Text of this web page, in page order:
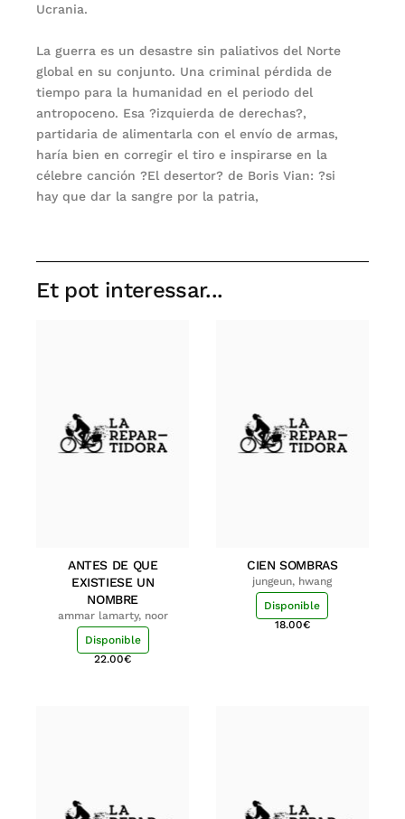
Ucrania.
La guerra es un desastre sin paliativos del Norte
global en su conjunto. Una criminal pérdida de
tiempo para la humanidad en el periodo del
antropoceno. Esa ?izquierda de derechas?,
partidaria de alimentarla con el envío de armas,
haría bien en corregir el tiro e inspirarse en la
célebre canción ?El desertor? de Boris Vian: ?si
hay que dar la sangre por la patria,
Et pot interessar...
ANTES DE QUE
EXISTIESE UN
NOMBRE
ammar lamarty, noor
Disponible
22.00€
CIEN SOMBRAS
jungeun, hwang
Disponible
18.00€